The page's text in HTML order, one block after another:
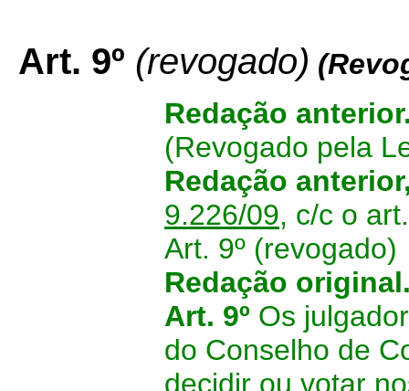
Art. 9º (revogado)
Redação
(Revogado pela
Redação
9.226/09, c/c o
Art. 9º (revogado)
Redação
Art. 9º Os
do Conselho de
decidir ou votar